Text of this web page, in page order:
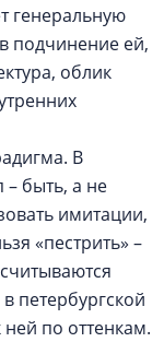
генеральную
подчинение ей,
облик
В
быть, а не
имитации,
«пестрить» –
петербургской
по оттенкам.